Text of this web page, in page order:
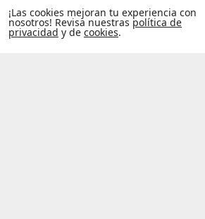
sus primeras carreras. Cada par
acompañarlos en sus aventuras al
durabilidad y un toque de estilo único.
Platanitos Favoritos
¡Las cookies mejoran tu experiencia con
nosotros! Revisa nuestras política de
privacidad y de cookies.